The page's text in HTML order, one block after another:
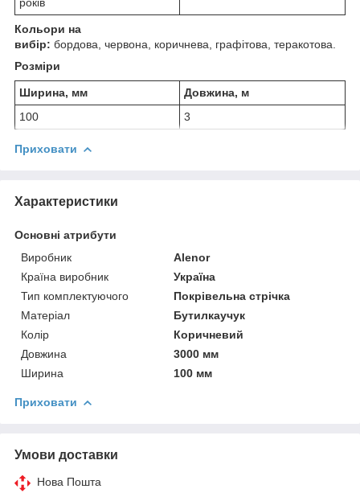
Кольори на
вибір: бордова, червона, коричнева, графітова, теракотова.
Розміри
Ширина, мм
Довжина, м
100
3
Приховати
Характеристики
Основні атрибути
Виробник
Alenor
Країна виробник
Україна
Тип комплектуючого
Покрівельна стрічка
Матеріал
Бутилкаучук
Колір
Коричневий
Довжина
3000 мм
Ширина
100 мм
Приховати
Умови доставки
Нова Пошта